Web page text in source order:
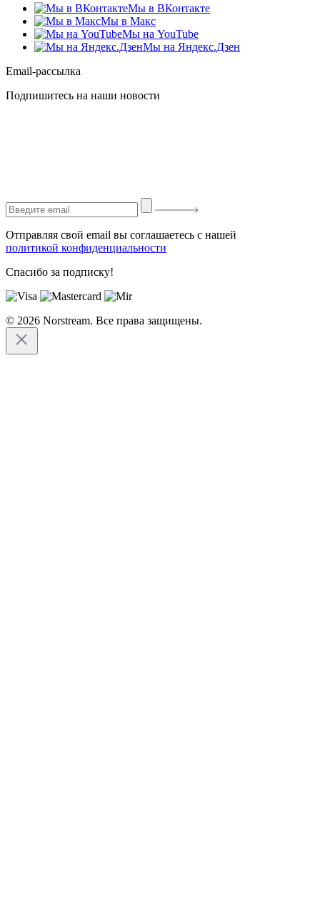
Мы в ВКонтакте
Мы в Макс
Мы на YouTube
Мы на Яндекс.Дзен
Email-рассылка
Подпишитесь на наши новости
Отправляя свой email вы соглашаетесь с нашей
политикой конфиденциальности
Спасибо за подписку!
© 2026 Norstream. Все права защищены.